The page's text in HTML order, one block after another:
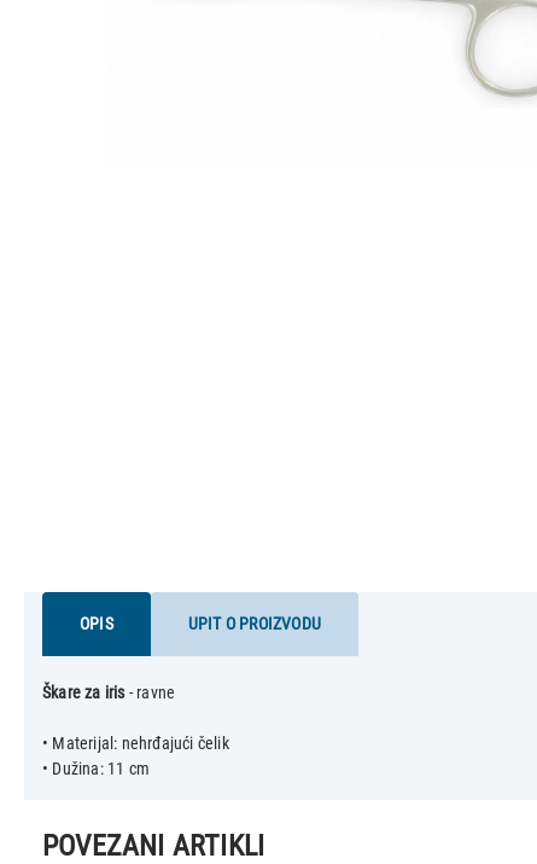
OPIS UPIT O PROIZVODU
Škare za iris- ravne
• Materijal: nehrđajući čelik
POVEZANI ARTIKLI